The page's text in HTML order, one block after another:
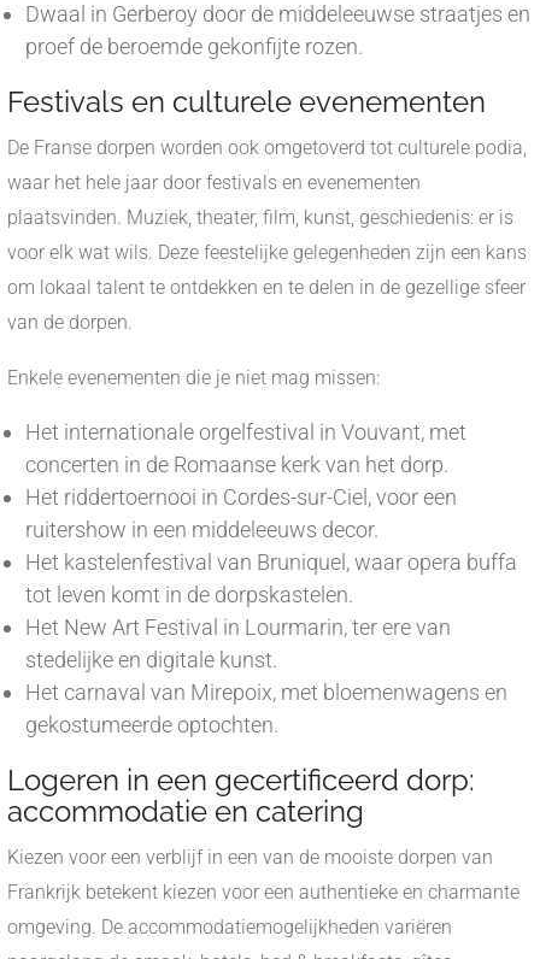
Dwaal in Gerberoy door de middeleeuwse straatjes en
proef de beroemde gekonfijte rozen.
Festivals en culturele evenementen
De Franse dorpen worden ook omgetoverd tot culturele podia,
waar het hele jaar door festivals en evenementen
plaatsvinden. Muziek, theater, film, kunst, geschiedenis: er is
voor elk wat wils. Deze feestelijke gelegenheden zijn een kans
om lokaal talent te ontdekken en te delen in de gezellige sfeer
van de dorpen.
Enkele evenementen die je niet mag missen:
Het internationale orgelfestival in Vouvant, met
concerten in de Romaanse kerk van het dorp.
Het riddertoernooi in Cordes-sur-Ciel, voor een
ruitershow in een middeleeuws decor.
Het kastelenfestival van Bruniquel, waar opera buffa
tot leven komt in de dorpskastelen.
Het New Art Festival in Lourmarin, ter ere van
stedelijke en digitale kunst.
Het carnaval van Mirepoix, met bloemenwagens en
gekostumeerde optochten.
Logeren in een gecertificeerd dorp:
accommodatie en catering
Kiezen voor een verblijf in een van de mooiste dorpen van
Frankrijk betekent kiezen voor een authentieke en charmante
omgeving. De accommodatiemogelijkheden variëren